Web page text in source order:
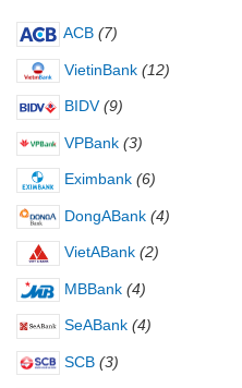
ACB (7)
VietinBank (12)
BIDV (9)
VPBank (3)
Eximbank (6)
DongABank (4)
VietABank (2)
MBBank (4)
SeABank (4)
SCB (3)